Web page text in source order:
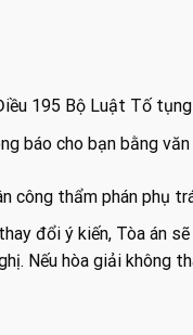
195 Bộ Luật Tố
báo cho bạn bằng văn
công thẩm phán phụ
đổi ý kiến, Tòa án
Nếu hòa giải không